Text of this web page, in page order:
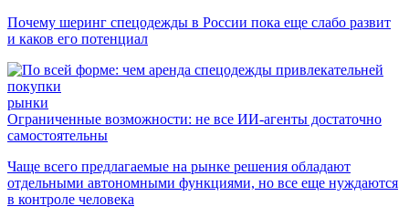
Почему шеринг спецодежды в России пока еще слабо развит
и каков его потенциал
рынки
Ограниченные возможности: не все ИИ-агенты достаточно
самостоятельны
Чаще всего предлагаемые на рынке решения обладают
отдельными автономными функциями, но все еще нуждаются
в контроле человека